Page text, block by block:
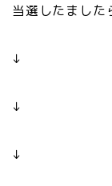
当選したました
↓
↓
↓